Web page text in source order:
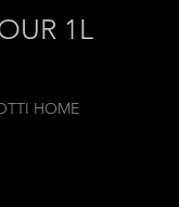
1L
HOME